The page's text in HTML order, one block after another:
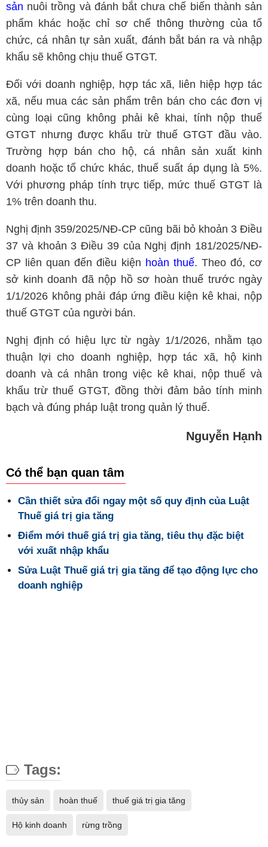
sản nuôi trồng và đánh bắt chưa chế biến thành sản
phẩm khác hoặc chỉ sơ chế thông thường của tổ
chức, cá nhân tự sản xuất, đánh bắt bán ra và nhập
khẩu sẽ không chịu thuế GTGT.
Đối với doanh nghiệp, hợp tác xã, liên hiệp hợp tác
xã, nếu mua các sản phẩm trên bán cho các đơn vị
cùng loại cũng không phải kê khai, tính nộp thuế
GTGT nhưng được khấu trừ thuế GTGT đầu vào.
Trường hợp bán cho hộ, cá nhân sản xuất kinh
doanh hoặc tổ chức khác, thuế suất áp dụng là 5%.
Với phương pháp tính trực tiếp, mức thuế GTGT là
1% trên doanh thu.
Nghị định 359/2025/NĐ-CP cũng bãi bỏ khoản 3 Điều
37 và khoản 3 Điều 39 của Nghị định 181/2025/NĐ-
CP liên quan đến điều kiện hoàn thuế. Theo đó, cơ
sở kinh doanh đã nộp hồ sơ hoàn thuế trước ngày
1/1/2026 không phải đáp ứng điều kiện kê khai, nộp
thuế GTGT của người bán.
Nghị định có hiệu lực từ ngày 1/1/2026, nhằm tạo
thuận lợi cho doanh nghiệp, hợp tác xã, hộ kinh
doanh và cá nhân trong việc kê khai, nộp thuế và
khấu trừ thuế GTGT, đồng thời đảm bảo tính minh
bạch và đúng pháp luật trong quản lý thuế.
Nguyễn Hạnh
Có thể bạn quan tâm
Cần thiết sửa đổi ngay một số quy định của Luật
Thuế giá trị gia tăng
Điểm mới thuế giá trị gia tăng, tiêu thụ đặc biệt
với xuất nhập khẩu
Sửa Luật Thuế giá trị gia tăng để tạo động lực cho
doanh nghiệp
Tags:
thủy sản hoàn thuế thuế giá trị gia tăng
Hộ kinh doanh rừng trồng